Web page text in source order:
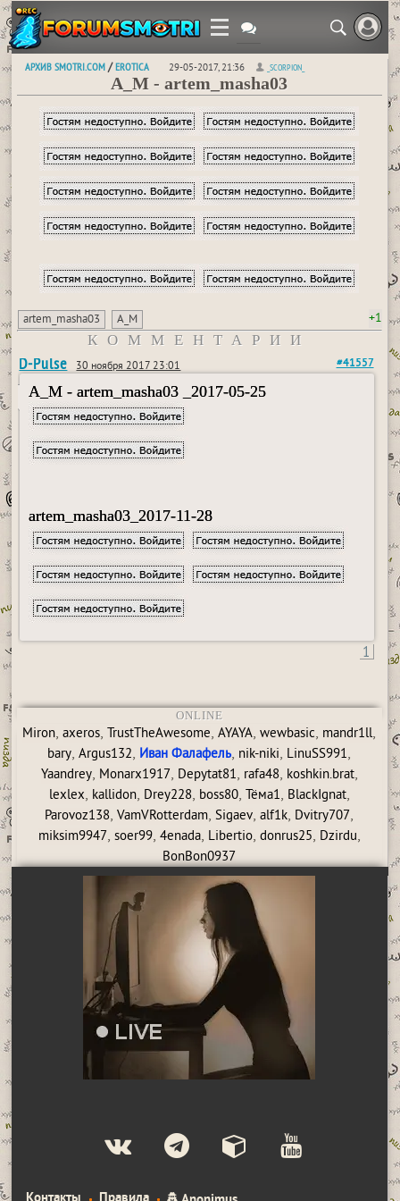
АРХИВ SMOTRI.COM /EROTICA 29-05-2017, 21:36 _SCORPION_
A_M - artem_masha03
artem_masha03 A_M +1
КОММЕНТАРИИ
D-Pulse 30 ноября 2017 23:01 #41557
A_M - artem_masha03 _2017-05-25
artem_masha03_2017-11-28
1
ONLINE
Miron,axeros,TrustTheAwesome,AYAYA,wewbasic, mandr1ll,
bary,Argus132, Иван Фалафель, nik-niki, LinuSS991,
Yaandrey, Monarx1917, Depytat81, rafa48, koshkin.brat,
lexlex, kallidon, Drey228, boss80, Тёма1, BlackIgnat,
Parovoz138,VamVRotterdam,Sigaev,alf1k, Dvitry707,
miksim9947, soer99, 4enada, Libertio, donrus25, Dzirdu,
BonBon0937